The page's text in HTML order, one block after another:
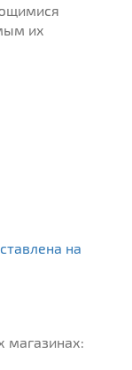
их
на
магазинах: